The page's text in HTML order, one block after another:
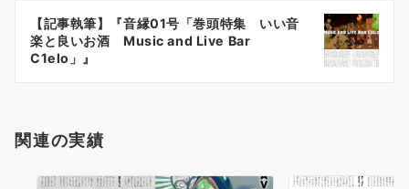
ン
【記事執筆】『音縁01号「巻頭特集 いい音
楽と良いお酒 Music and Live Bar
C1elo」』
関連の実績